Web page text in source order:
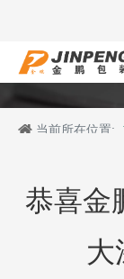
当前所在位置:
恭喜金
大